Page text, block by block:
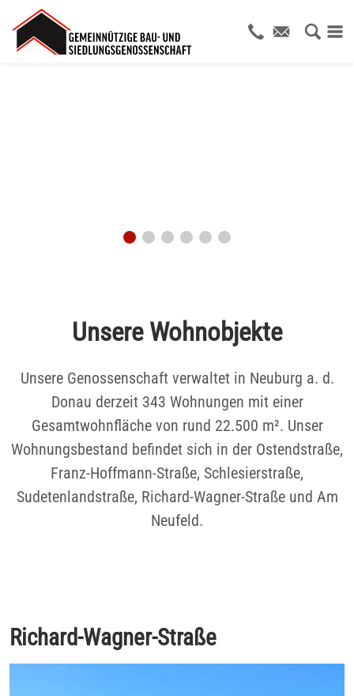
Unsere Wohnobjekte
Unsere Genossenschaft verwaltet in Neuburg a. d.
Donau derzeit 343 Wohnungen mit einer
Gesamtwohnfläche von rund 22.500 m². Unser
Wohnungsbestand befindet sich in der Ostendstraße,
Franz-Hoffmann-Straße, Schlesierstraße,
Sudetenlandstraße, Richard-Wagner-Straße und Am
Neufeld.
Richard-Wagner-Straße